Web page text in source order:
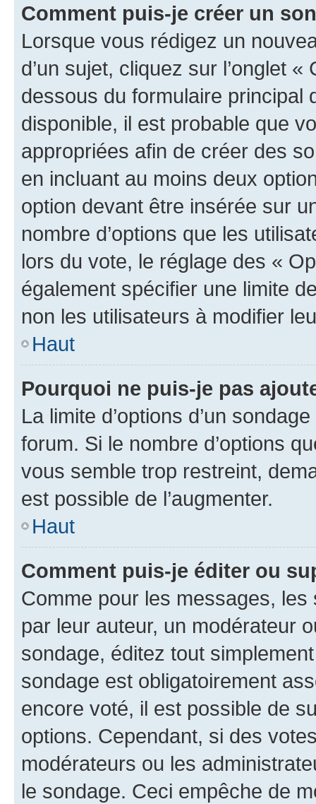
Comment puis-je créer un
Lorsque vous rédigez un
d’un sujet, cliquez sur l’onglet
dessous du formulaire principal
disponible, il est probable que
appropriées afin de créer des
en incluant au moins deux
option devant être insérée sur
nombre d’options que les
lors du vote, le réglage des «
également spécifier une limite
non les utilisateurs à modifier
Haut
Pourquoi ne puis-je pas
La limite d’options d’un
forum. Si le nombre d’options
vous semble trop restreint,
est possible de l’augmenter.
Haut
Comment puis-je éditer ou
Comme pour les messages,
par leur auteur, un modérateur
sondage, éditez tout
sondage est obligatoirement
encore voté, il est possible de
options. Cependant, si des
modérateurs ou les
le sondage. Ceci empêche de